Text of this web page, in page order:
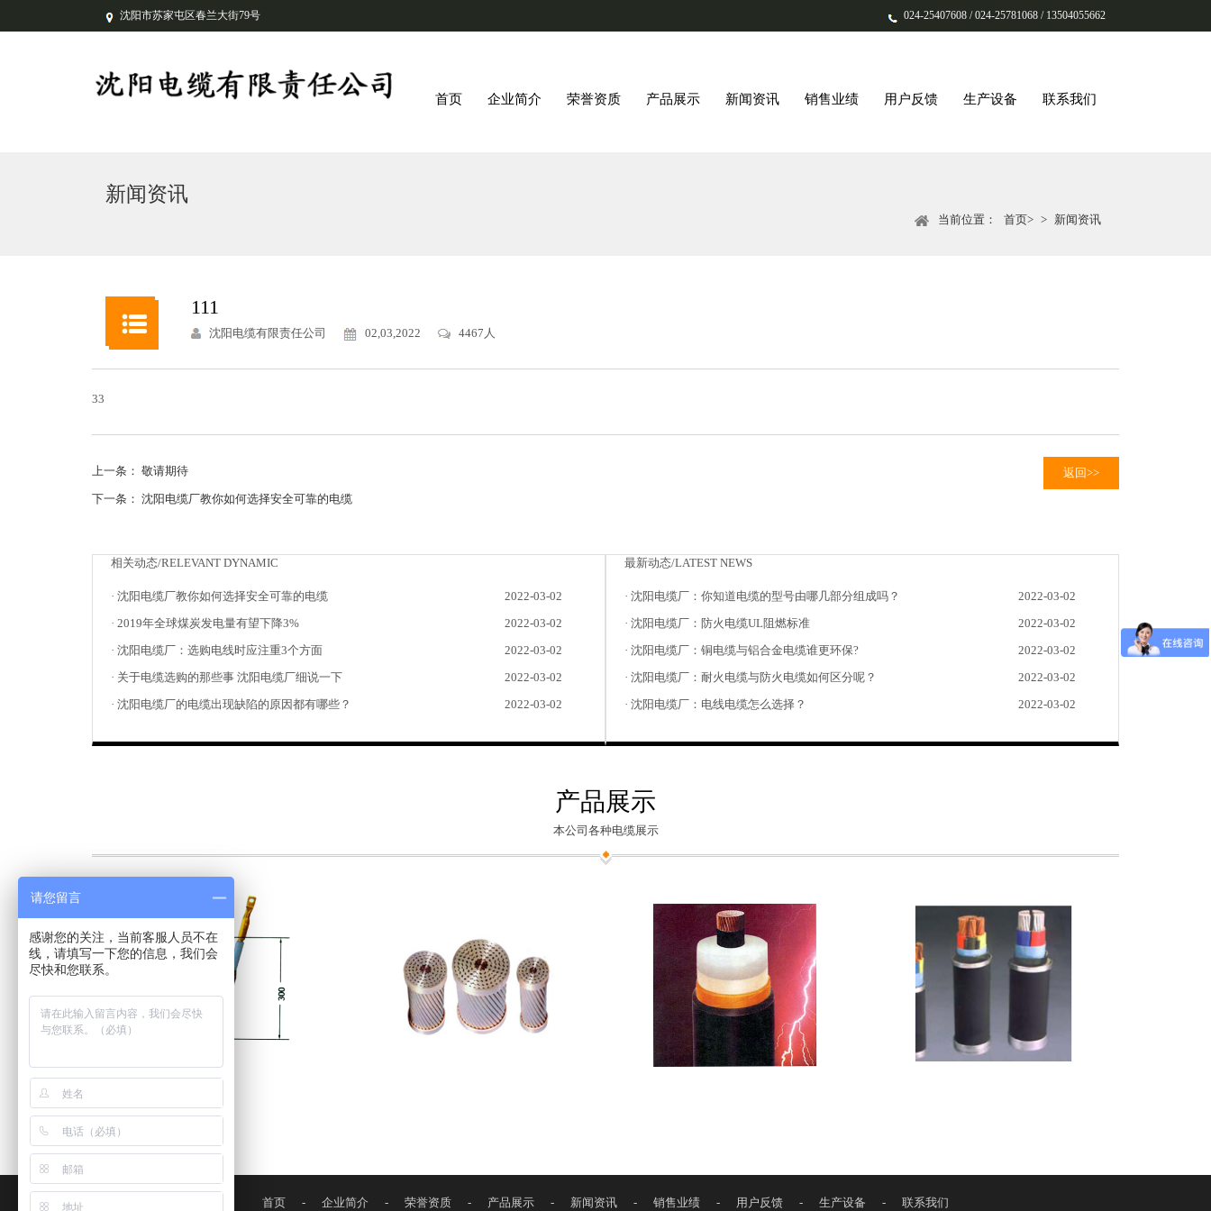
沈阳市苏家屯区春兰大街79号 024-25407608 / 024-25781068 / 13504055662
首页 企业简介 荣誉资质 产品展示 新闻资讯 销售业绩 用户反馈 生产设备 联系我们
新闻资讯
当前位置： 首页> > 新闻资讯
111
沈阳电缆有限责任公司 02,03,2022 4467人
33
上一条： 敬请期待
下一条： 沈阳电缆厂教你如何选择安全可靠的电缆
返回>>
相关动态/RELEVANT DYNAMIC
· 沈阳电缆厂教你如何选择安全可靠的电缆
2022-03-02
· 2019年全球煤炭发电量有望下降3%
2022-03-02
· 沈阳电缆厂：选购电线时应注重3个方面
2022-03-02
· 关于电缆选购的那些事 沈阳电缆厂细说一下
2022-03-02
· 沈阳电缆厂的电缆出现缺陷的原因都有哪些？
2022-03-02
最新动态/LATEST NEWS
· 沈阳电缆厂：你知道电缆的型号由哪几部分组成吗？
2022-03-02
· 沈阳电缆厂：防火电缆UL阻燃标准
2022-03-02
· 沈阳电缆厂：铜电缆与铝合金电缆谁更环保?
2022-03-02
· 沈阳电缆厂：耐火电缆与防火电缆如何区分呢？
2022-03-02
· 沈阳电缆厂：电线电缆怎么选择？
2022-03-02
产品展示
本公司各种电缆展示
首页 - 企业简介 - 荣誉资质 - 产品展示 - 新闻资讯 - 销售业绩 - 用户反馈 - 生产设备 - 联系我们
请您留言
感谢您的关注，当前客服人员不在
线，请填写一下您的信息，我们会
尽快和您联系。